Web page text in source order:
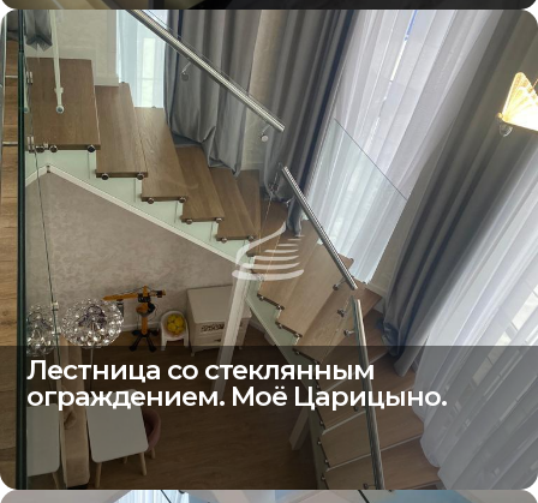
Лестница со стеклянным
ограждением. Моё Царицыно.